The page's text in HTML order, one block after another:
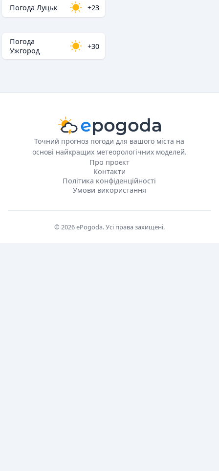
Погода Луцьк +23
Погода
Ужгород
+30
Точний прогноз погоди для вашого міста на
основі найкращих метеорологічних моделей.
Про проєкт
Контакти
Політика конфіденційності
Умови використання
© 2026 ePogoda. Усі права захищені.